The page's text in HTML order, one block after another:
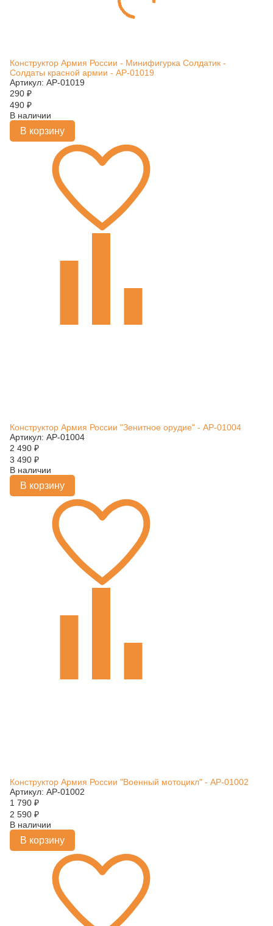
Конструктор Армия России - Минифигурка Солдатик -
Солдаты красной армии - АР-01019
Артикул: АР-01019
290 ₽
490 ₽
В наличии
В корзину
Конструктор Армия России "Зенитное орудие" - АР-01004
Артикул: АР-01004
2 490 ₽
3 490 ₽
В наличии
В корзину
Конструктор Армия России "Военный мотоцикл" - АР-01002
Артикул: АР-01002
1 790 ₽
2 590 ₽
В наличии
В корзину